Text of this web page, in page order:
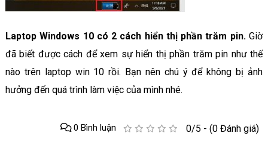
Laptop Windows 10 có 2 cách hiển thị phần trăm pin.Giờ
đã biết được cách để xem sự hiển thị phần trăm pin như thế
nào trên laptop win 10 rồi. Bạn nên chú ý để không bị ảnh
hưởng đến quá trình làm việc của mình nhé.
0/5 - (0 Đánh giá)
0 Bình luận